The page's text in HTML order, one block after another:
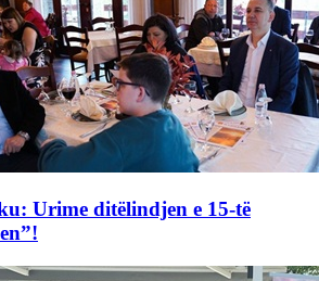
Urime ditëlindjen e 15-të